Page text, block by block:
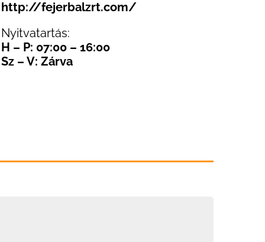
http://fejerbalzrt.com/
Nyitvatartás:
H – P: 07:00 – 16:00
Sz – V: Zárva